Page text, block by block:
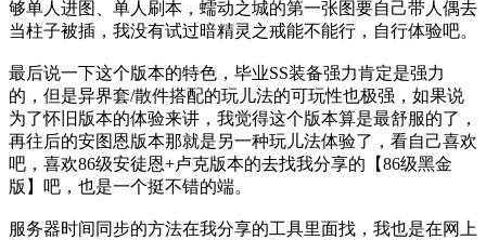
够单人进图、单人刷本，蠕动之城的第一张图要自己带人偶去
当柱子被插，我没有试过暗精灵之戒能不能行，自行体验吧。
最后说一下这个版本的特色，毕业SS装备强力肯定是强力
的，但是异界套/散件搭配的玩儿法的可玩性也极强，如果说
为了怀旧版本的体验来讲，我觉得这个版本算是最舒服的了，
再往后的安图恩版本那就是另一种玩儿法体验了，看自己喜欢
吧，喜欢86级安徒恩+卢克版本的去找我分享的【86级黑金
版】吧，也是一个挺不错的端。
服务器时间同步的方法在我分享的工具里面找，我也是在网上